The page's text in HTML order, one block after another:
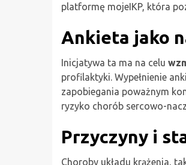
platformę mojeIKP, która
Ankieta jako
Inicjatywa ta ma na celu
profilaktyki. Wypełnienie
zapobiegania poważnym
ryzyko chorób sercowo-
Przyczyny i
Choroby układu krążenia,